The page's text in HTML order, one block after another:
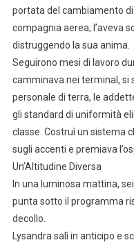
portata del cambiamento
compagnia aerea; l’aveva
distruggendo la sua anima.
Seguirono mesi di lavoro
camminava nei terminal, si
personale di terra, le
gli standard di uniformità
classe. Costruì un sistema
sugli accenti e premiava
Un’Altitudine Diversa
In una luminosa mattina,
punta sotto il programma
decollo.
Lysandra salì in anticipo e